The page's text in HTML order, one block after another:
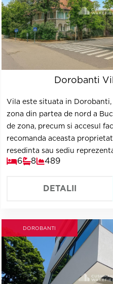
Dorobanti
Vila este situata in Dorobanti,
zona din partea de nord a
de zona, precum si accesul
recomanda aceasta
resedinta sau sediu
6 8 489
DETALII
DOROBANTI